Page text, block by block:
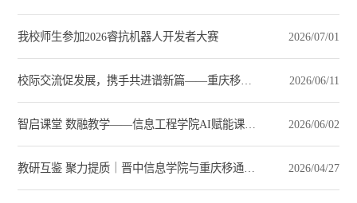
我校师生参加2026睿抗机器人开发者大赛 2026/07/01
2026/06/11
2026/06/02
2026/04/27